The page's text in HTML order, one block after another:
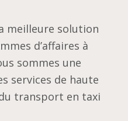
meilleure solution
d’affaires à
sommes une
services de haute
transport en taxi